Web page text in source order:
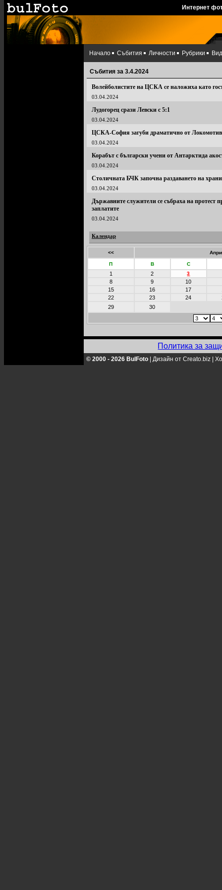
Интернет
Начало Събития Личности Рубрики
Събития за 3.4.2024
Волейболистите на ЦСКА се наложиха като
03.04.2024
Лудогорец срази Левски с 5:1
03.04.2024
ЦСКА-София загуби драматично от
03.04.2024
Корабът с български учени от Антарктида
03.04.2024
Столичната БЧК започна раздаването на
03.04.2024
Държавните служители се събраха на протест
заплатите
03.04.2024
Календар
<<
П В С
1 2 3
8 9
10
15
16 17
22
23 24
29
30
Политика за
© 2000 - 2026 BulFoto Дизайн от Creato.biz